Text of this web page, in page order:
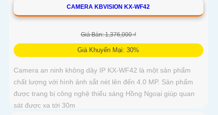
CAMERA KBVISION KX-WF42
Giá Bán: 1,376,000 ₫
Giá Khuyến Mại: 30%
Camera an ninh không dây IP KX-WF42 là một sản phẩm
chất lượng với hình ảnh sắt nét lên đến 4.0 MP. Sản phẩm
được trang bị công nghệ thiếu sáng Hồng Ngoại giúp quan
sát được xa tới 30m